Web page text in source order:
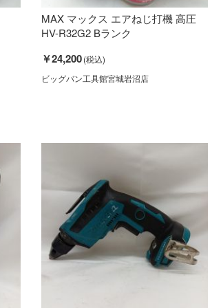
MAX マックス エアねじ打機 高圧
HV-R32G2 Bランク
￥24,200
ビッグバン工具館宮城岩沼店